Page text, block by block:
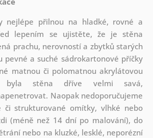
nejlépe přilnou na hladké, rovné a
lepením se ujistěte, že je stěna
prachu, nerovností a zbytků starých
pevné a suché sádrokartonové příčky
matnou či polomatnou akrylátovou
byla stěna dříve velmi savá,
Naopak nedoporučujeme
či strukturované omítky, vlhké nebo
(méně než 14 dní po malování), do
nebo na kluzké, lesklé, neporézní